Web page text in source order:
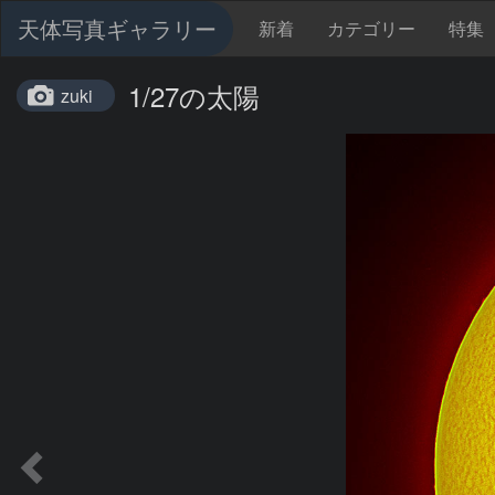
天体写真ギャラリー 新着 カテゴリー 特集
zuki 1/27の太陽